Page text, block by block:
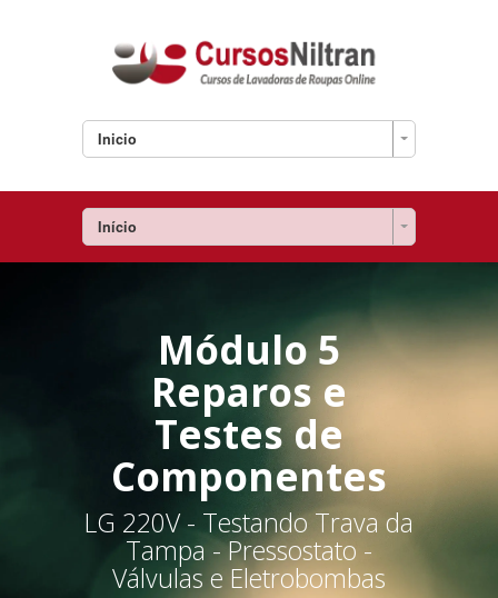
Inicio
Início
Módulo 5
Reparos e
Testes de
Componentes
LG 220V - Testando Trava da
Tampa - Pressostato -
Válvulas e Eletrobombas